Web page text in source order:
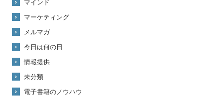
マインド
マーケティング
メルマガ
今日は何の日
情報提供
未分類
電子書籍のノウハウ